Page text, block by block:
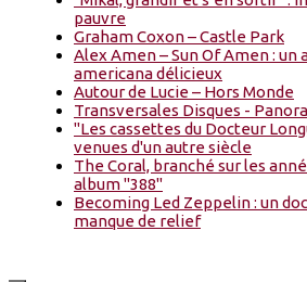
pauvre
Graham Coxon – Castle Park
Alex Amen – Sun Of Amen :
americana délicieux
Autour de Lucie – Hors Monde
Transversales Disques -
"Les cassettes du Docteur
venues d'un autre siècle
The Coral, branché sur les
album "388"
Becoming Led Zeppelin : un
manque de relief